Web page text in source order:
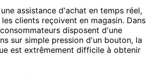
assistance d'achat en temps réel,
clients reçoivent en magasin. Dans
disposent d'une
sur simple pression d'un bouton, la
est extrêmement difficile à obtenir